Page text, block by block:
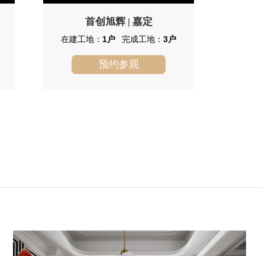
首创旭辉
首创旭辉| 嘉定
在建工地： 1户 完成工地：3户
预约参观